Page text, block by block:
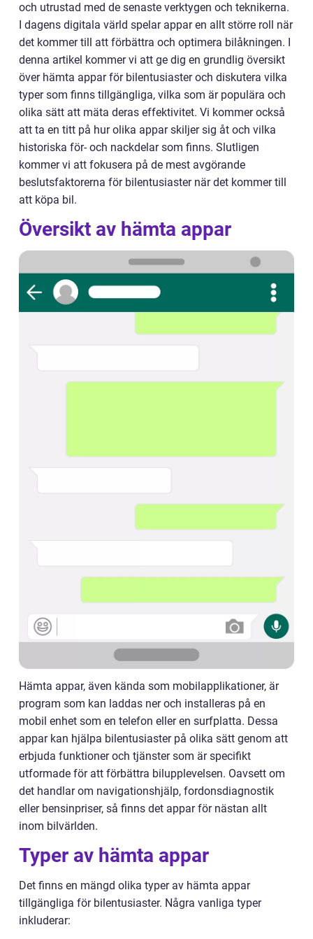
och utrustad med de senaste verktygen och teknikerna.
I dagens digitala värld spelar appar en allt större roll när
det kommer till att förbättra och optimera bilåkningen. I
denna artikel kommer vi att ge dig en grundlig översikt
över hämta appar för bilentusiaster och diskutera vilka
typer som finns tillgängliga, vilka som är populära och
olika sätt att mäta deras effektivitet. Vi kommer också
att ta en titt på hur olika appar skiljer sig åt och vilka
historiska för- och nackdelar som finns. Slutligen
kommer vi att fokusera på de mest avgörande
beslutsfaktorerna för bilentusiaster när det kommer till
att köpa bil.
Översikt av hämta appar
Hämta appar, även kända som mobilapplikationer, är
program som kan laddas ner och installeras på en
mobil enhet som en telefon eller en surfplatta. Dessa
appar kan hjälpa bilentusiaster på olika sätt genom att
erbjuda funktioner och tjänster som är specifikt
utformade för att förbättra bilupplevelsen. Oavsett om
det handlar om navigationshjälp, fordonsdiagnostik
eller bensinpriser, så finns det appar för nästan allt
inom bilvärlden.
Typer av hämta appar
Det finns en mängd olika typer av hämta appar
tillgängliga för bilentusiaster. Några vanliga typer
inkluderar: